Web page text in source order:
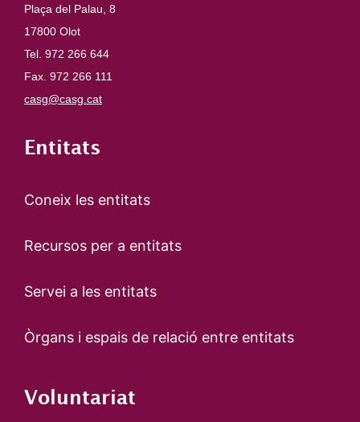
Plaça del Palau, 8
17800 Olot
Tel. 972 266 644
Fax. 972 266 111
casg@casg.cat
Entitats
Coneix les entitats
Recursos per a entitats
Servei a les entitats
Òrgans i espais de relació entre entitats
Voluntariat